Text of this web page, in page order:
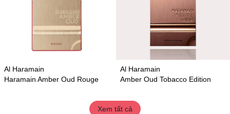
Al Haramain
Haramain Amber Oud Rouge
Al Haramain
Amber Oud Tobacco Edition
Xem tất cả